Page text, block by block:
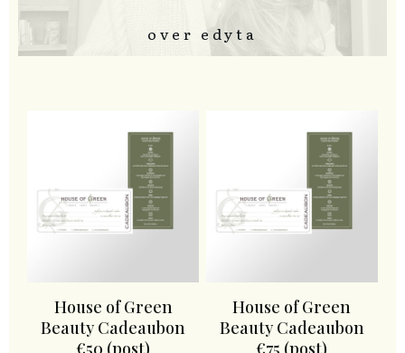
over edyta
House of Green
Beauty Cadeaubon
€50 (post)
House of Green
Beauty Cadeaubon
€75 (post)